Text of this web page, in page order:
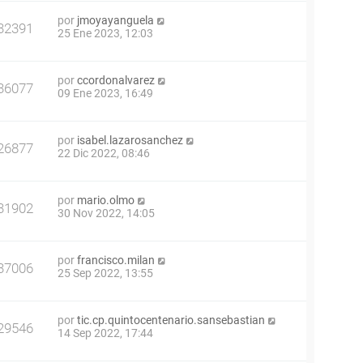
por jmoyayanguela
25 Ene 2023, 12:03
porccordonalvarez
09 Ene 2023, 16:49
por isabel.lazarosanchez
22 Dic 2022, 08:46
por mario.olmo
30 Nov 2022, 14:05
porfrancisco.milan
25 Sep 2022, 13:55
portic.cp.quintocentenario.sansebastian
14 Sep 2022, 17:44